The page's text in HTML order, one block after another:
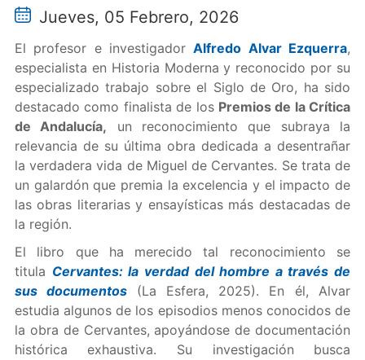
Jueves, 05 Febrero, 2026
El profesor e investigadorAlfredo Alvar Ezquerra,
especialista en Historia Moderna y reconocido por su
especializado trabajo sobre el Siglo de Oro, ha sido
destacado como finalista de los Premios de la Crítica
de Andalucía, un reconocimiento que subraya la
relevancia de su última obra dedicada a desentrañar
la verdadera vida de Miguel de Cervantes. Se trata de
un galardón que premia la excelencia y el impacto de
las obras literarias y ensayísticas más destacadas de
la región.
El libro que ha merecido tal reconocimiento se
titula Cervantes: la verdad del hombre a través de
sus documentos
(La Esfera, 2025).
En él, Alvar
estudia algunos de los episodios menos conocidos de
la obra de Cervantes, apoyándose de documentación
histórica exhaustiva. Su investigación busca